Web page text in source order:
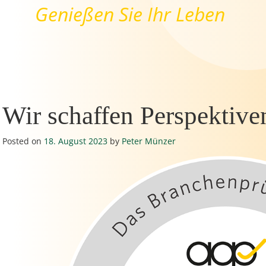
Genießen Sie Ihr Leben
Wir schaffen
Posted on 18. August 2023 by Peter Münzer